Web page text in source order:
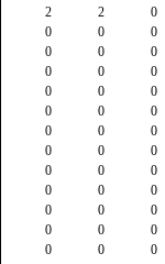
2 2
0
0 0
0
0 0
0
0 0
0
0 0
0
0 0
0
0 0
0
0 0
0
0 0
0
0 0
0
0 0
0
0 0
0
0 0
0